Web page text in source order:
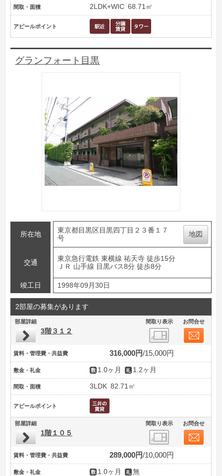
間取・面積 2LDK+WIC 68.71㎡
アピールポイント
グランフォート目黒
所在地
東京都目黒区目黒四丁目２３番１７
号
地図
交通
東京急行電鉄 東横線 祐天寺 徒歩15分
ＪＲ 山手線 目黒バス8分 徒歩8分
竣工日 1998年09月30日
2部屋の募集があります
部屋詳細 間取り表示 お問合せ
3階３１２
賃料・管理費・共益費 316,000円 15,000円
敷金・礼金 1.0ヶ月 1.2ヶ月
間取・面積 3LDK 82.71㎡
アピールポイント
部屋詳細 間取り表示 お問合せ
1階１０５
賃料・管理費・共益費 289,000円 10,000円
敷金・礼金 1.0ヶ月 無